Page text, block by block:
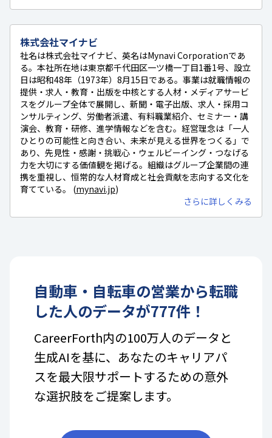
株式会社マイナビ
社名は株式会社マイナビ、英名はMynavi Corporationであ
る。本社所在地は東京都千代田区一ツ橋一丁目1番1号、設立
日は昭和48年（1973年）8月15日である。事業は就職情報の
提供・求人・教育・出版を中核とする人材・メディアサービ
スをグループ全体で展開し、新聞・電子出版、求人・採用コ
ンサルティング、労働者派遣、有料職業紹介、セミナー・講
演会、教育・研修、進学情報などを含む。経営理念は「一人
ひとりの可能性と向き合い、未来が見える世界をつくる」で
あり、先見性・感謝・挑戦心・ウェルビーイング・つなげる
力を大切にする価値観を掲げる。組織はグループ企業間の連
携を重視し、恒常的な人材育成と社会貢献を志向する文化を
育てている。 (mynavi.jp)
さらに詳しくみる
自動車・自転車の営業から転職
した人のデータが777件！
CareerForth内の100万人のデータと
生成AIを基に、あなたのキャリアパ
スを最大限サポートするための意外
な選択肢をご提案します。